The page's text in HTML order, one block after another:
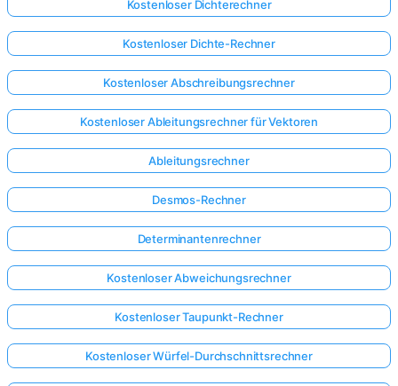
Kostenloser Dichterechner
Kostenloser Dichte-Rechner
Kostenloser Abschreibungsrechner
Kostenloser Ableitungsrechner für Vektoren
Ableitungsrechner
Desmos-Rechner
Determinantenrechner
Kostenloser Abweichungsrechner
Kostenloser Taupunkt-Rechner
Kostenloser Würfel-Durchschnittsrechner